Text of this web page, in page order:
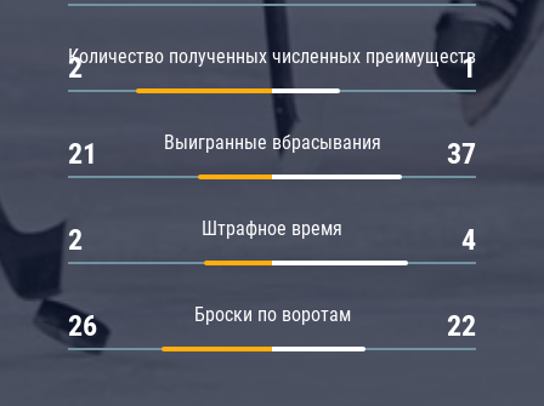
Количество полученных численных преимуществ
2 1
Выигранные вбрасывания
21 37
Штрафное время
2 4
Броски по воротам
26 22